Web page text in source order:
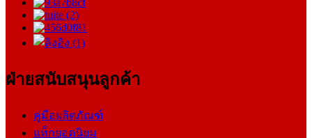
ฝ่ายสนับสนุนลูกค้า
คู่มือผลิตภัณฑ์
แท็กยอดนิยม